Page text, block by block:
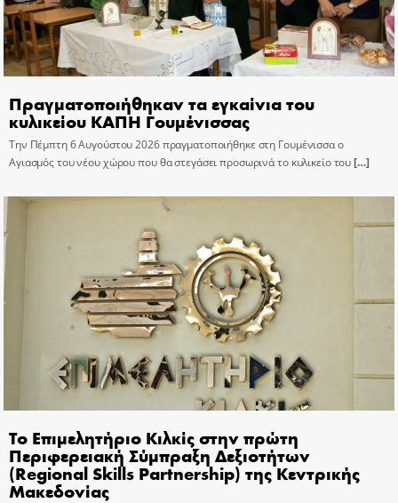
Πραγματοποιήθηκαν τα εγκαίνια του
κυλικείου ΚΑΠΗ Γουμένισσας
Την Πέμπτη 6 Αυγούστου 2026 πραγματοποιήθηκε στη Γουμένισσα ο
Αγιασμός του νέου χώρου που θα στεγάσει προσωρινά το κυλικείο του[…]
Το Επιμελητήριο Κιλκίς στην πρώτη
Περιφερειακή Σύμπραξη Δεξιοτήτων
(Regional Skills Partnership) της Κεντρικής
Μακεδονίας